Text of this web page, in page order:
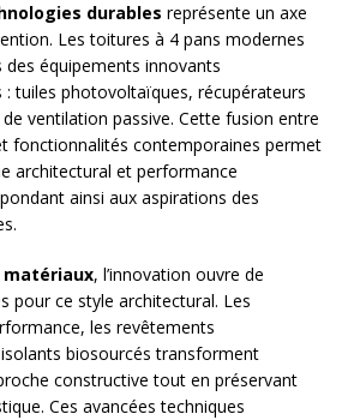
durables représente un axe
Les toitures à 4 pans modernes
équipements innovants
tuiles photovoltaïques, récupérateurs
ventilation passive. Cette fusion entre
fonctionnalités contemporaines permet
architectural et performance
ainsi aux aspirations des
matériaux, l’innovation ouvre de
pour ce style architectural. Les
les revêtements
biosourcés transforment
constructive tout en préservant
Ces avancées techniques